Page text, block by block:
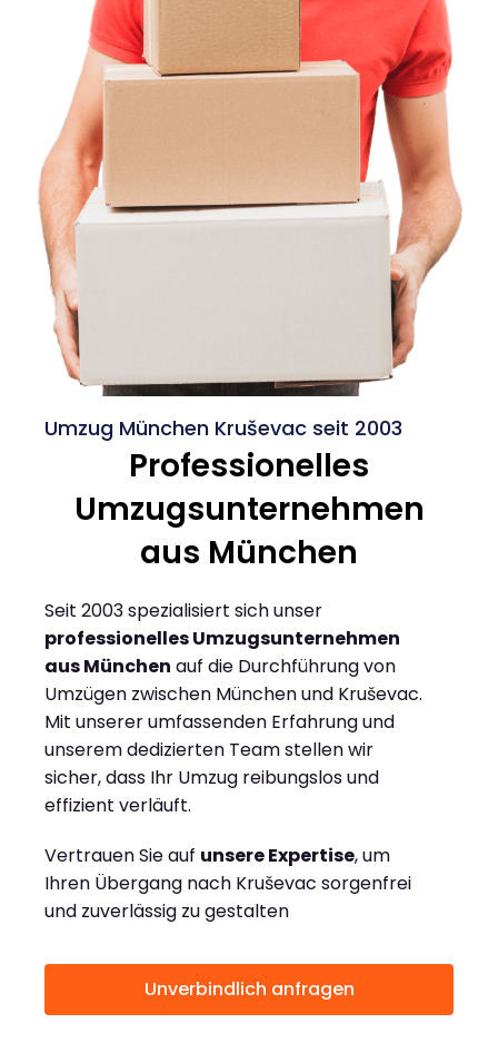
Umzug München Kruševac seit 2003
Professionelles
Umzugsunternehmen
aus München
Seit 2003 spezialisiert sich unser
professionelles Umzugsunternehmen
aus München auf die Durchführung von
Umzügen zwischen München und Kruševac.
Mit unserer umfassenden Erfahrung und
unserem dedizierten Team stellen wir
sicher, dass Ihr Umzug reibungslos und
effizient verläuft.
Vertrauen Sie auf unsere Expertise, um
Ihren Übergang nach Kruševac sorgenfrei
und zuverlässig zu gestalten
Unverbindlich anfragen